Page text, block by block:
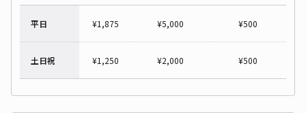
平日 ¥1,875 ¥5,000 ¥500
土日祝 ¥1,250 ¥2,000 ¥500